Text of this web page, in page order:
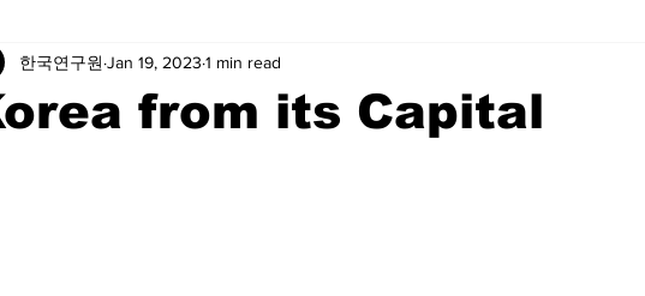
중본 릴레이 칼럼 리뷰 대 리뷰
from its Capital
한국연구원 Jan 19, 2023 1 min read